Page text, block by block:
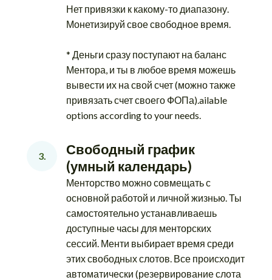
Нет привязки к какому-то диапазону.
Монетизируй свое свободное время.
* Деньги сразу поступают на баланс
Ментора, и ты в любое время можешь
вывести их на свой счет (можно также
привязать счет своего ФОПа).ailable
options according to your needs.
3.
Свободный график
(умный календарь)
Менторство можно совмещать с
основной работой и личной жизнью. Ты
самостоятельно устанавливаешь
доступные часы для менторских
сессий. Менти выбирает время среди
этих свободных слотов. Все происходит
автоматически (резервирование слота